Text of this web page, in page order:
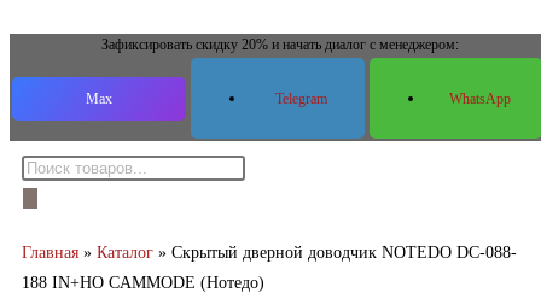
Зафиксировать скидку 20% и начать диалог с менеджером:
Max Telegram WhatsApp
Главная » Каталог » Скрытый дверной доводчик NOTEDO DC-088-
188 IN+HO CAMMODE (Нотедо)